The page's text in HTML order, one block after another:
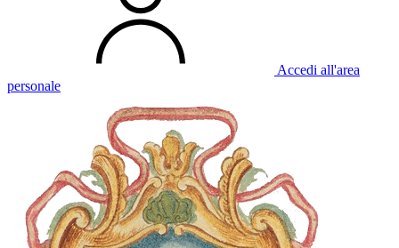
Accedi all'area
personale